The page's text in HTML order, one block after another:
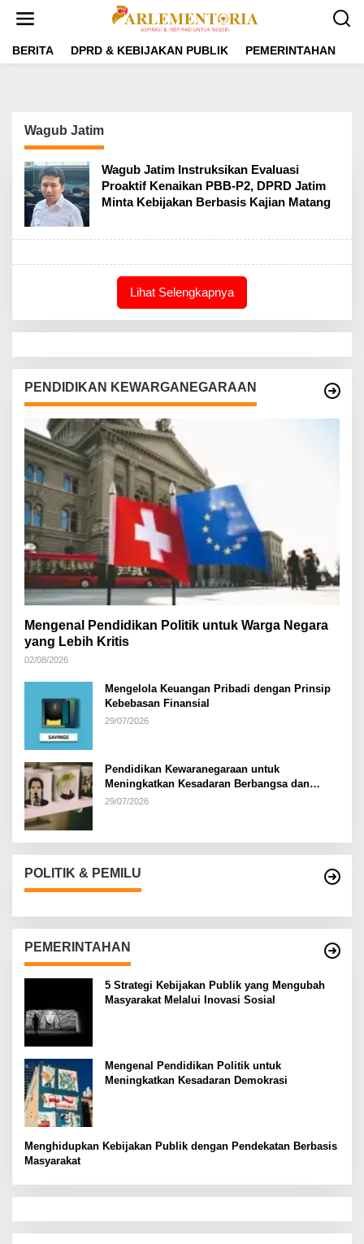
t
BERITA DPRD & KEBIJAKAN PUBLIK PEMERINTAHAN
Wagub Jatim
Wagub Jatim Instruksikan Evaluasi
Proaktif Kenaikan PBB-P2, DPRD Jatim
Minta Kebijakan Berbasis Kajian Matang
Lihat Selengkapnya
PENDIDIKAN KEWARGANEGARAAN
Mengenal Pendidikan Politik untuk Warga Negara
yang Lebih Kritis
02/08/2026
Mengelola Keuangan Pribadi dengan Prinsip
Kebebasan Finansial
29/07/2026
Pendidikan Kewaranegaraan untuk
Meningkatkan Kesadaran Berbangsa dan
Bernegara di…
29/07/2026
POLITIK & PEMILU
PEMERINTAHAN
5 Strategi Kebijakan Publik yang Mengubah
Masyarakat Melalui Inovasi Sosial
Mengenal Pendidikan Politik untuk
Meningkatkan Kesadaran Demokrasi
Menghidupkan Kebijakan Publik dengan Pendekatan Berbasis
Masyarakat